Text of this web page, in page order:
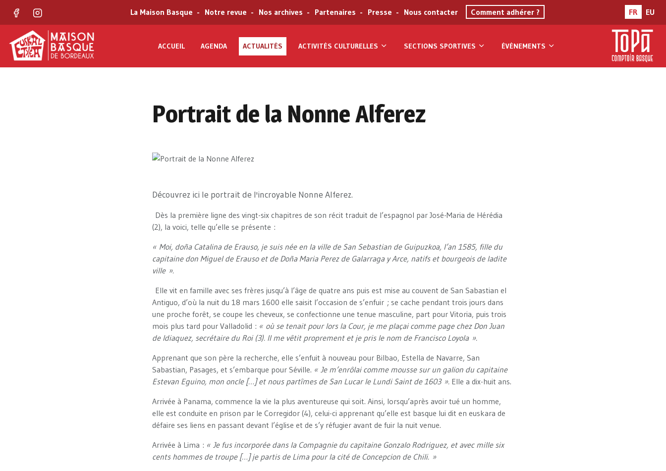
FacebookInstagram La Maison Basque Notre revue Nos archives Partenaires Presse Nous contacter Comment adhérer ? FR EU
ACCUEIL AGENDA ACTUALITÉS ACTIVITÉS CULTURELLES SECTIONS SPORTIVES ÉVÉNEMENTS
Portrait de la Nonne Alferez
Découvrez ici le portrait de l'incroyable Nonne Alferez.
Dès la première ligne des vingt-six chapitres de son récit traduit de l’espagnol par José-Maria de Hérédia
(2), la voici, telle qu’elle se présente :
« Moi, doña Catalina de Erauso, je suis née en la ville de San Sebastian de Guipuzkoa, l’an 1585, fille du
capitaine don Miguel de Erauso et de Doña Maria Perez de Galarraga y Arce, natifs et bourgeois de ladite
ville ».
Elle vit en famille avec ses frères jusqu’à l’âge de quatre ans puis est mise au couvent de San Sabastian el
Antiguo, d’où la nuit du 18 mars 1600 elle saisit l’occasion de s’enfuir ; se cache pendant trois jours dans
une proche forêt, se coupe les cheveux, se confectionne une tenue masculine, part pour Vitoria, puis trois
mois plus tard pour Valladolid : « où se tenait pour lors la Cour, je me plaçai comme page chez Don Juan
de Idiaquez, secrétaire du Roi (3). Il me vêtit proprement et je pris le nom de Francisco Loyola ».
Apprenant que son père la recherche, elle s’enfuit à nouveau pour Bilbao, Estella de Navarre, San
Sabastian, Pasages, et s’embarque pour Séville. « Je m’enrôlai comme mousse sur un galion du capitaine
Estevan Eguino, mon oncle […] et nous partîmes de San Lucar le Lundi Saint de 1603 ». Elle a dix-huit ans.
Arrivée à Panama, commence la vie la plus aventureuse qui soit. Ainsi, lorsqu’après avoir tué un homme,
elle est conduite en prison par le Corregidor (4), celui-ci apprenant qu’elle est basque lui dit en euskara de
défaire ses liens en passant devant l’église et de s’y réfugier avant de fuir la nuit venue.
Arrivée à Lima : « Je fus incorporée dans la Compagnie du capitaine Gonzalo Rodriguez, et avec mille six
cents hommes de troupe […] je partis de Lima pour la cité de Concepcion de Chili. »